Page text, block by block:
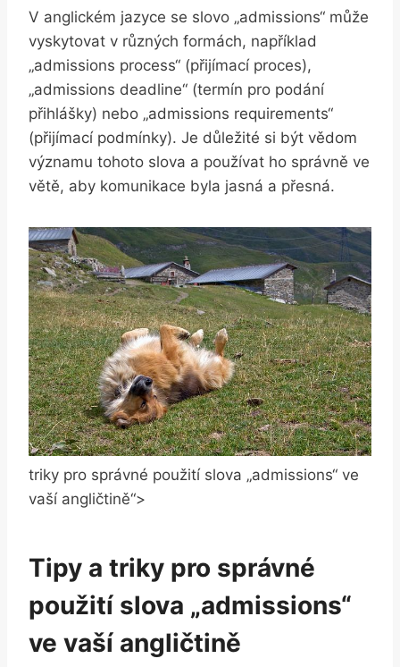
V anglickém jazyce se slovo „admissions“ může
vyskytovat v různých formách, například
„admissions process“ (přijímací proces),
„admissions deadline“ (termín pro podání
přihlášky) nebo „admissions requirements“
(přijímací podmínky). Je důležité si být vědom
významu tohoto slova a používat ho správně ve
větě, aby komunikace byla jasná a přesná.
triky pro správné použití slova „admissions“ ve
vaší angličtině“>
Tipy a triky pro správné
použití slova „admissions“
ve vaší angličtině